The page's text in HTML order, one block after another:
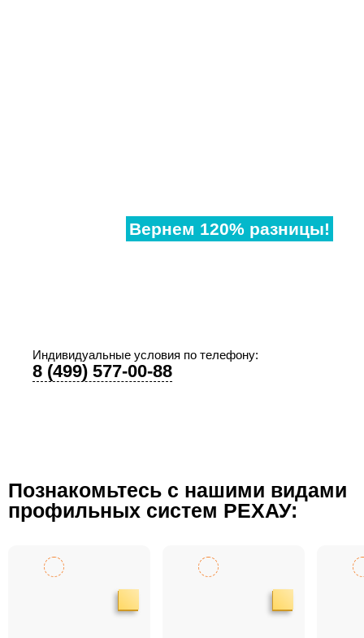
Вернем 120% разницы!
Индивидуальные условия по телефону:
8 (499) 577-00-88
Познакомьтесь с нашими видами
профильных систем РЕХАУ: